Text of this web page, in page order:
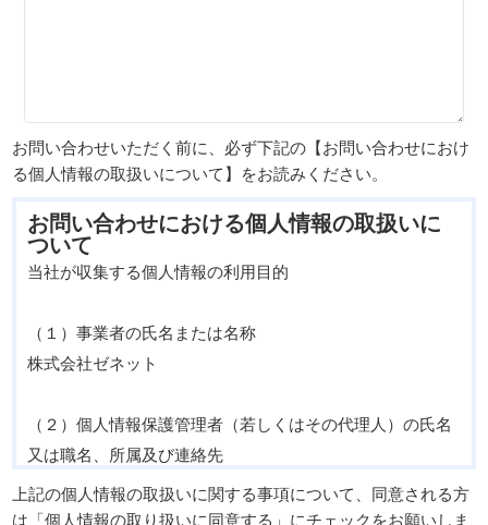
お問い合わせいただく前に、必ず下記の【お問い合わせにおけ
る個人情報の取扱いについて】をお読みください。
お問い合わせにおける個人情報の取扱いに
ついて
当社が収集する個人情報の利用目的
（１）事業者の氏名または名称
株式会社ゼネット
（２）個人情報保護管理者（若しくはその代理人）の氏名
又は職名、所属及び連絡先
個人情報保護管理者：総務部 マネージャ 大下 廣喜
電話番号：03－5979－1621
上記の個人情報の取扱いに関する事項について、同意される方
は「個人情報の取り扱いに同意する」にチェックをお願いしま